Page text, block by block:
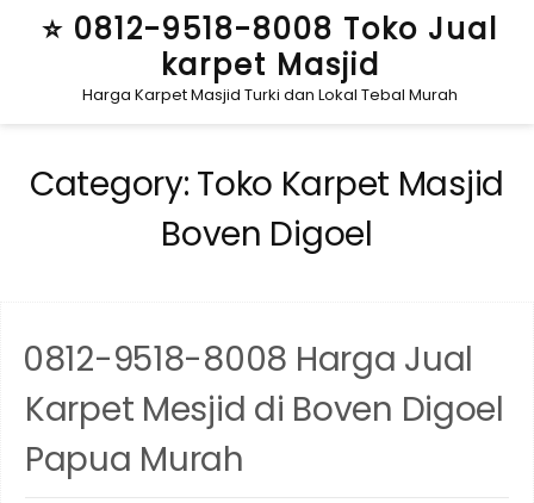
⭐ 0812-9518-8008 Toko Jual
karpet Masjid
Harga Karpet Masjid Turki dan Lokal Tebal Murah
Category: Toko Karpet Masjid
Boven Digoel
0812-9518-8008 Harga Jual
Karpet Mesjid di Boven Digoel
Papua Murah